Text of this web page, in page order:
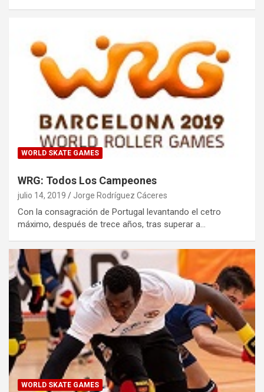
WORLD SKATE GAMES
WRG: Todos Los Campeones
julio 14, 2019 Jorge Rodríguez Cáceres
Con la consagración de Portugal levantando el cetro
máximo, después de trece años, tras superar a…
WORLD SKATE GAMES